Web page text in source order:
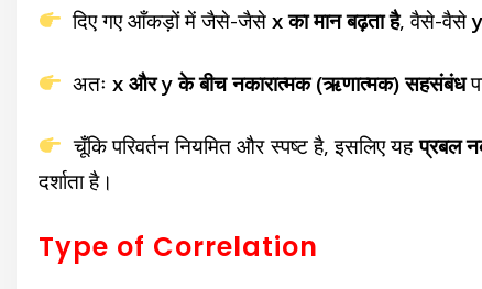
दिए गए आँकड़ों में जैसे-जैसेx का मान बढ़ता है, वैसे-वैसे
अतःx और y के बीच नकारात्मक (ऋणात्मक) सहसंबंध
चूँकि परिवर्तन नियमित और स्पष्ट है, इसलिए यहप्रबल
दर्शाता है।
Type of Correlation